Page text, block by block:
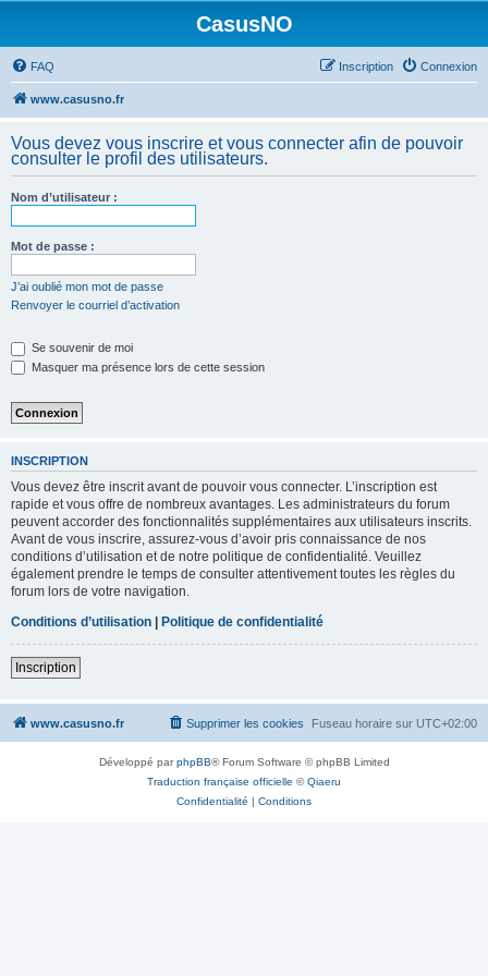
CasusNO
FAQ Connexion
Inscription
www.casusno.fr
Vous devez vous inscrire et vous connecter afin de pouvoir
consulter le profil des utilisateurs.
Nom d’utilisateur :
Mot de passe :
J’ai oublié mon mot de passe
Renvoyer le courriel d’activation
Se souvenir de moi
Masquer ma présence lors de cette session
INSCRIPTION
Vous devez être inscrit avant de pouvoir vous connecter. L’inscription est
rapide et vous offre de nombreux avantages. Les administrateurs du forum
peuvent accorder des fonctionnalités supplémentaires aux utilisateurs inscrits.
Avant de vous inscrire, assurez-vous d’avoir pris connaissance de nos
conditions d’utilisation et de notre politique de confidentialité. Veuillez
également prendre le temps de consulter attentivement toutes les règles du
forum lors de votre navigation.
Conditions d’utilisation | Politique de confidentialité
Inscription
www.casusno.fr Fuseau horaire sur UTC+02:00
Supprimer les cookies
Développé parphpBB® Forum Software © phpBB Limited
Traduction française officielle ©Qiaeru
Confidentialité | Conditions